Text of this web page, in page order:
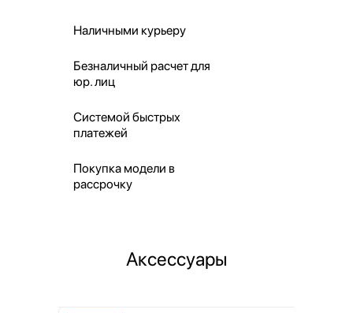
Наличными курьеру
Безналичный расчет для
юр. лиц
Системой быстрых
платежей
Покупка модели в
рассрочку
Аксессуары